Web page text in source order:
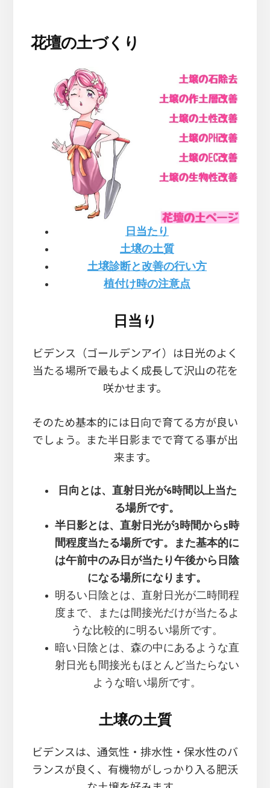
花壇の土づくり
日当たり
土壌の土質
土壌診断と改善の行い方
植付け時の注意点
日当り
ビデンス（ゴールデンアイ）は日光のよく
当たる場所で最もよく成長して沢山の花を
咲かせます。
そのため基本的には日向で育てる方が良い
でしょう。また半日影までで育てる事が出
来ます。
日向とは、直射日光が6時間以上当た
る場所です。
半日影とは、直射日光が3時間から5時
間程度当たる場所です。また基本的に
は午前中のみ日が当たり午後から日陰
になる場所になります。
明るい日陰とは、直射日光が二時間程
度まで、または間接光だけが当たるよ
うな比較的に明るい場所です。
暗い日陰とは、森の中にあるような直
射日光も間接光もほとんど当たらない
ような暗い場所です。
土壌の土質
ビデンスは、通気性・排水性・保水性のバ
ランスが良く、有機物がしっかり入る肥沃